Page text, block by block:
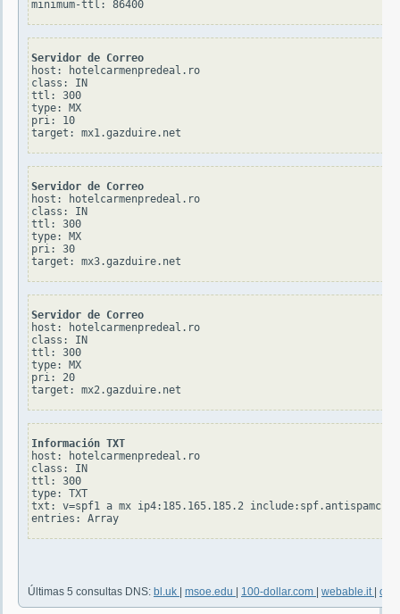
Servidor de Correo
host: hotelcarmenpredeal.ro
class: IN
ttl: 300
type: MX
pri: 10
Servidor de Correo
host: hotelcarmenpredeal.ro
class: IN
ttl: 300
type: MX
pri: 30
Servidor de Correo
host: hotelcarmenpredeal.ro
class: IN
ttl: 300
type: MX
pri: 20
Información TXT
host: hotelcarmenpredeal.ro
class: IN
ttl: 300
type: TXT
txt: v=spf1 a mx ip4:185.165.185.2
Últimas 5 consultas DNS: bl.uk msoe.edu 100-dollar.com webable.it